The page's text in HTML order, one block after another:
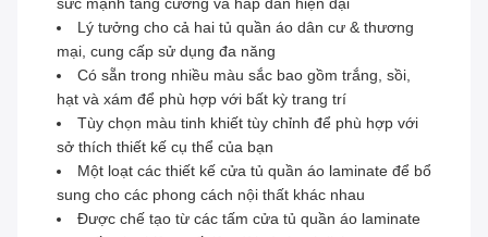
sức mạnh tăng cường và hấp dẫn hiện đại
Lý tưởng cho cả hai tủ quần áo dân cư & thương
mại, cung cấp sử dụng đa năng
Có sẵn trong nhiều màu sắc bao gồm trắng, sồi,
hạt và xám để phù hợp với bất kỳ trang trí
Tùy chọn màu tinh khiết tùy chỉnh để phù hợp với
sở thích thiết kế cụ thể của bạn
Một loạt các thiết kế cửa tủ quần áo laminate để bổ
sung cho các phong cách nội thất khác nhau
Được chế tạo từ các tấm cửa tủ quần áo laminate